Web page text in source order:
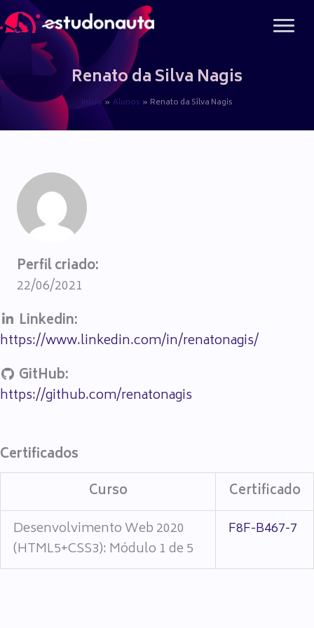
para
conteúdo
Renato da Silva Nagis
Início Alunos Renato da Silva Nagis
Perfil criado:
22/06/2021
Linkedin:
https://www.linkedin.com/in/renatonagis/
GitHub:
https://github.com/renatonagis
Certificados
Curso
Certificado
Desenvolvimento Web 2020
(HTML5+CSS3): Módulo 1 de 5
F8F-B467-7